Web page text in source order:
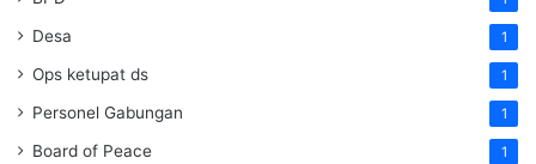
Desa 1
Ops ketupat ds 1
Personel Gabungan 1
Board of Peace 1